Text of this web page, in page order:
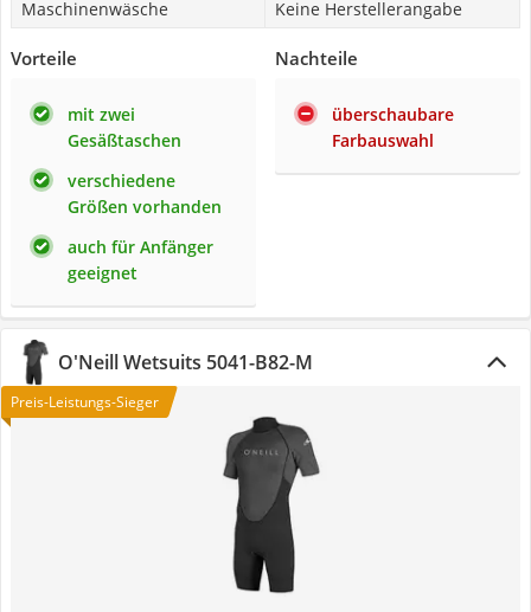
Maschinenwäsche Keine Herstellerangabe
Vorteile
mit zwei
Gesäßtaschen
verschiedene
Größen vorhanden
auch für Anfänger
geeignet
Nachteile
überschaubare
Farbauswahl
O'Neill Wetsuits 5041-B82-M
Preis-Leistungs-Sieger